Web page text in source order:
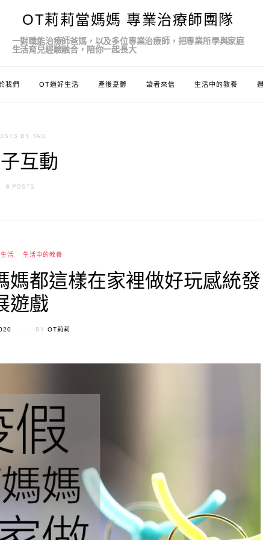
OT莉莉當媽媽 專業治療師團隊
一對職能治療師爸媽，以及多位專業治療師，把專業所學與家庭
生活育兒經驗融合，陪你一起長大
我們 OT過好生活 產後憂鬱 讀者來信 生活中的教養
BY TAG
互動
8 POSTS
活 生活中的教養
媽都這樣在家裡做好玩感統發
遊戲
BY OT莉莉